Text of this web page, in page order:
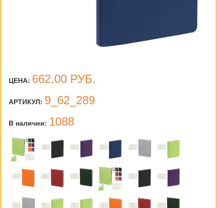
ЦЕНА: 662.00 РУБ.
АРТИКУЛ: 9_62_289
В наличии: 1088